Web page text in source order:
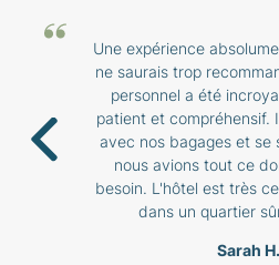
Une expérience
ne saurais trop
personnel a été
patient et compréhensif.
avec nos bagages et se
nous avions tout ce
besoin. L'hôtel est très
dans un quartier
Sarah H.